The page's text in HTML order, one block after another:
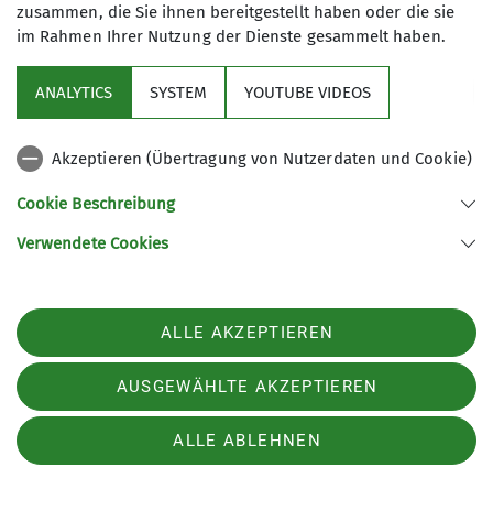
Die Wanderung ist ca. 17 km lang und es sind 300
Wanderer mit dem Harzer Wanderstempelheft
Wandeleiche, Roter Schuss und Sonderstempel
Walkenried ist mit dem ÖPNV erreichbar.
PDF
zusammen, die Sie ihnen bereitgestellt haben oder die sie
im Rahmen Ihrer Nutzung der Dienste gesammelt haben.
ANALYTICS SYSTEM YOUTUBE VIDEOS
Akzeptieren (Übertragung von Nutzerdaten und Cookie)
Cookie Beschreibung
Verwendete Cookies
ALLE AKZEPTIEREN
AUSGEWÄHLTE AKZEPTIEREN
ALLE ABLEHNEN